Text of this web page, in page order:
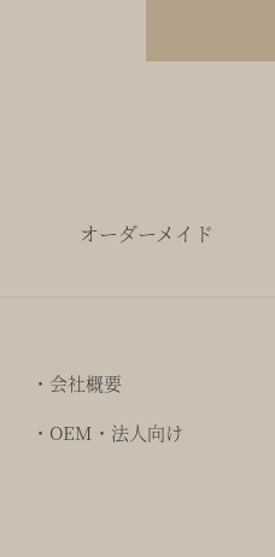
オーダーメイド
・会社概要
・OEM・法人向け